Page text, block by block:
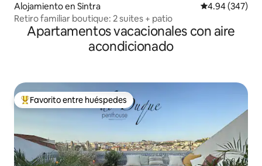
Alojamiento en Sintra Calificación
4.94 (347)
Retiro familiar boutique: 2 suites + patio
Apartamentos vacacionales con aire
acondicionado
Favorito entre huéspedes preferido
Favorito entre huéspedes